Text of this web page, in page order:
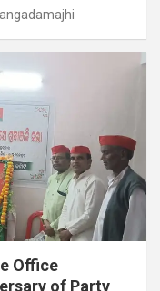
Office
of Party